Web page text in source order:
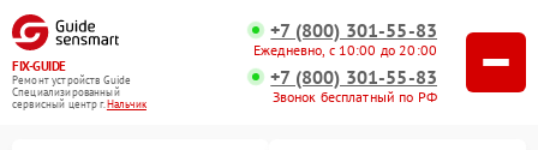
FIX-GUIDE
Ремонт устройств Guide
Специализированный
cервисный центр г.Нальчик
+7 (800) 301-55-83
Ежедневно, с 10:00 до 20:00
+7 (800) 301-55-83
Звонок бесплатный по РФ